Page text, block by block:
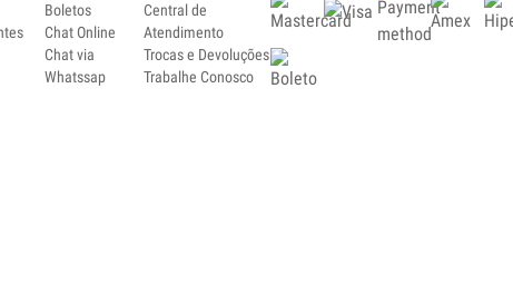
Boletos
Chat Online
Chat via
Whatssap
Central de
Atendimento
Trocas e Devoluções
Trabalhe Conosco